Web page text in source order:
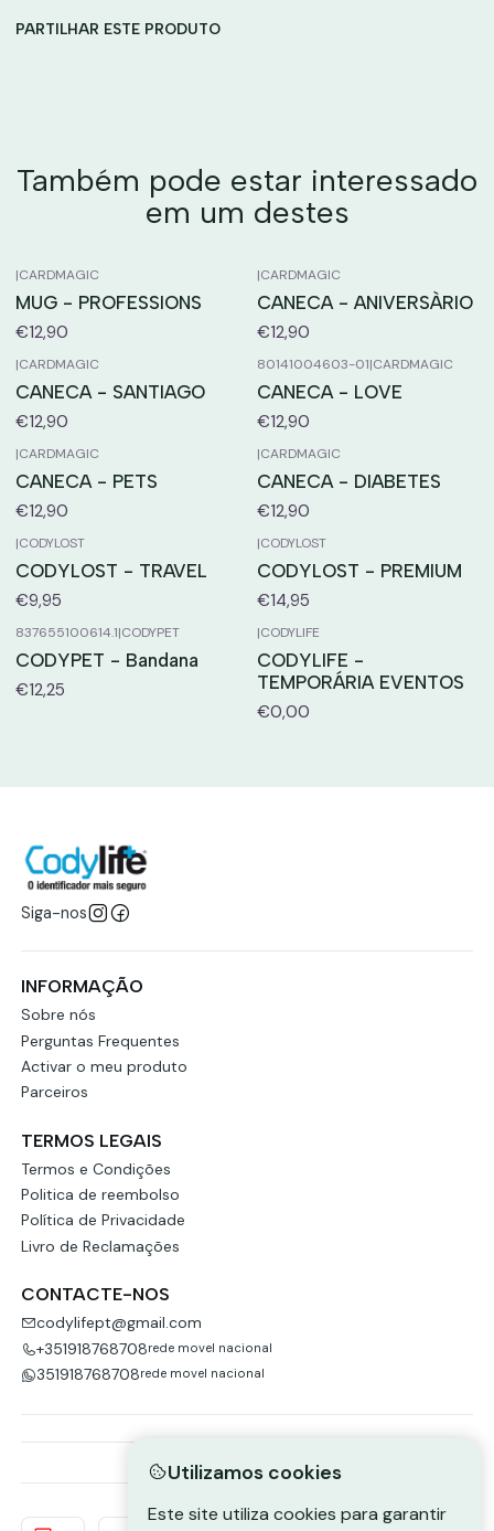
PARTILHAR ESTE PRODUTO
Também pode estar interessado
em um destes
|CARDMAGIC
MUG - PROFESSIONS
€12,90
|CARDMAGIC
CANECA - ANIVERSÀRIO
€12,90
|CARDMAGIC
CANECA - SANTIAGO
€12,90
80141004603-01|CARDMAGIC
CANECA - LOVE
€12,90
|CARDMAGIC
CANECA - PETS
€12,90
|CARDMAGIC
CANECA - DIABETES
€12,90
|CODYLOST
CODYLOST - TRAVEL
€9,95
|CODYLOST
CODYLOST - PREMIUM
€14,95
837655100614.1|CODYPET
CODYPET - Bandana
€12,25
|CODYLIFE
CODYLIFE -
TEMPORÁRIA EVENTOS
€0,00
Siga-nos
INFORMAÇÃO
Sobre nós
Perguntas Frequentes
Activar o meu produto
Parceiros
TERMOS LEGAIS
Termos e Condições
Politica de reembolso
Política de Privacidade
Livro de Reclamações
CONTACTE-NOS
codylifept@gmail.com
+351918768708rede movel nacional
351918768708rede movel nacional
Utilizamos cookies
Este site utiliza cookies para garantir